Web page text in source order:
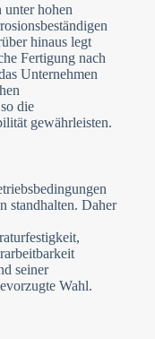
hohen
hinaus legt
Fertigung nach
Unternehmen
die
gewährleisten.
standhalten. Daher
seiner
Wahl.